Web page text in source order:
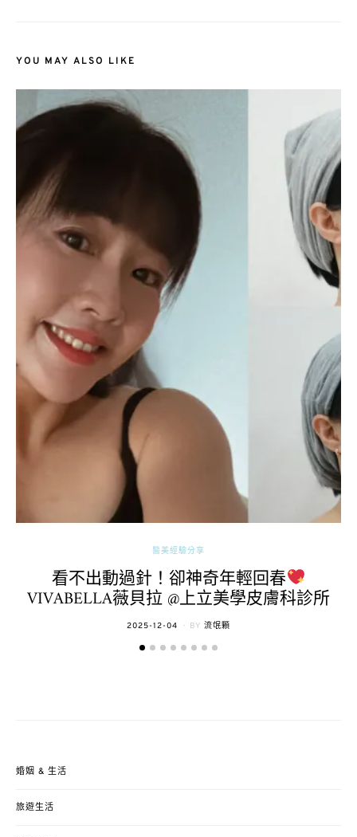
YOU MAY ALSO LIKE
醫美經驗分享
看不出動過針！卻神奇年輕回春
VIVABELLA薇貝拉 @上立美學皮膚科診所
POSTED
2025-12-04 BY 流氓顆
婚姻 & 生活
旅遊生活